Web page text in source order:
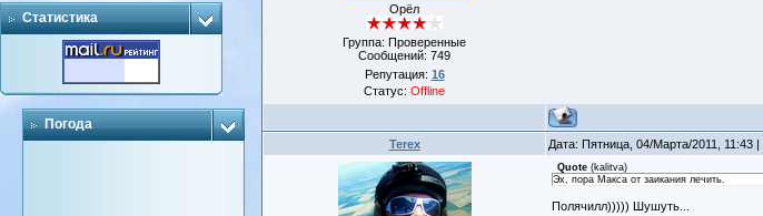
Статистика
Погода
Орёл
Группа: Проверенные
Сообщений: 749
Репутация: 16
Статус: Offline
Terex Дата: Пятница, 04/Марта/2011, 11:43
Quote (kalitva)
Эх, пора Макса от заикания лечить.
Полячилл))))) Шушуть...